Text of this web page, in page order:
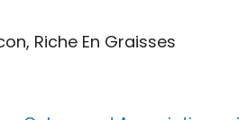
Riche En Graisses